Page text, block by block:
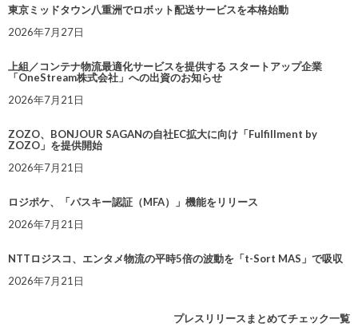
東京ミッドタウン八重洲でロボット配送サービスを本格始動
2026年7月27日
上組／コンテナ物流最適化サービスを提供する スタートアップ企業
「OneStream株式会社」への出資のお知らせ
2026年7月21日
ZOZO、BONJOUR SAGANの自社EC拡大に向け「Fulfillment by
ZOZO」を提供開始
2026年7月21日
ロジポケ、「パスキー認証（MFA）」機能をリリース
2026年7月21日
NTTロジスコ、エンタメ物流の平時5倍の波動を「t-Sort MAS」で吸収
2026年7月21日
プレスリリースまとめてチェック一覧